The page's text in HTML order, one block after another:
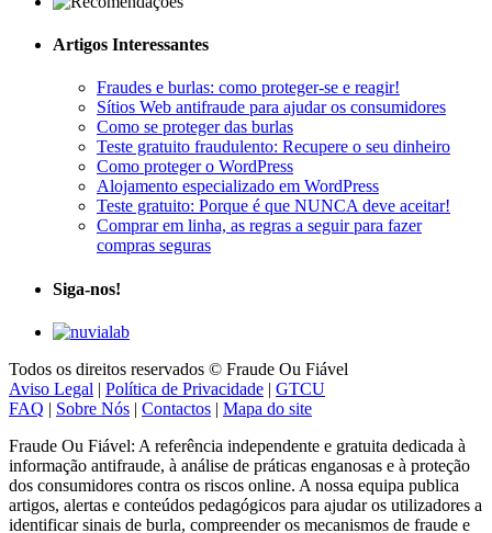
Artigos Interessantes
Fraudes e burlas: como proteger-se e reagir!
Sítios Web antifraude para ajudar os consumidores
Como se proteger das burlas
Teste gratuito fraudulento: Recupere o seu dinheiro
Como proteger o WordPress
Alojamento especializado em WordPress
Teste gratuito: Porque é que NUNCA deve aceitar!
Comprar em linha, as regras a seguir para fazer
compras seguras
Siga-nos!
Todos os direitos reservados © Fraude Ou Fiável
Aviso Legal | Política de Privacidade | GTCU
FAQ | Sobre Nós | Contactos | Mapa do site
Fraude Ou Fiável: A referência independente e gratuita dedicada à
informação antifraude, à análise de práticas enganosas e à proteção
dos consumidores contra os riscos online. A nossa equipa publica
artigos, alertas e conteúdos pedagógicos para ajudar os utilizadores a
identificar sinais de burla, compreender os mecanismos de fraude e